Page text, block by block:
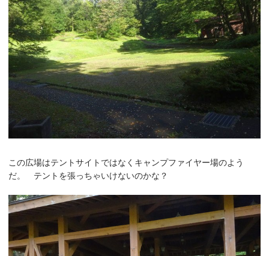
この広場はテントサイトではなくキャンプファイヤー場のよう
だ。 テントを張っちゃいけないのかな？